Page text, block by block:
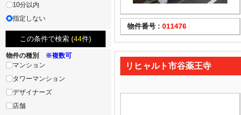
物件番号 : 011476
リヒャルト市谷薬王寺
10分以内
指定しない
この条件で検索 (44件)
物件の種別
※複数可
マンション
タワーマンション
デザイナーズ
店舗